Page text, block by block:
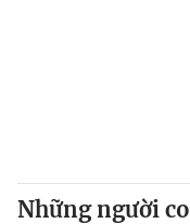
Những người